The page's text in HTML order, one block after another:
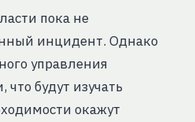
пока не
инцидент. Однако
управления
что будут изучать
окажут